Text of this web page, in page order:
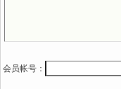
会员帐号：